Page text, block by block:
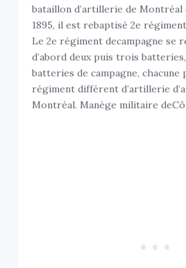
bataillon d’artillerie de
1895, il est rebaptisé 2e régiment
Le 2e régiment decampagne se
d’abord deux puis trois
batteries de campagne, chacune
régiment différent d’artillerie
Montréal. Manège militaire